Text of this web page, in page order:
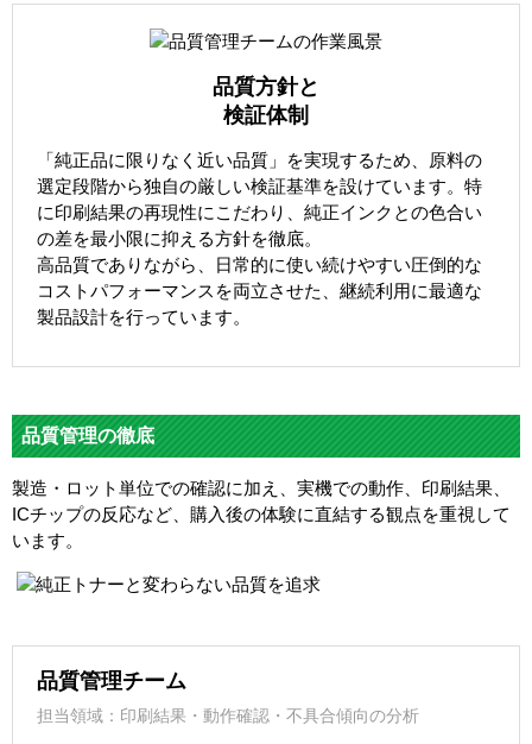
品質方針と
検証体制
「純正品に限りなく近い品質」を実現するため、原料の
選定段階から独自の厳しい検証基準を設けています。特
に印刷結果の再現性にこだわり、純正インクとの色合い
の差を最小限に抑える方針を徹底。
高品質でありながら、日常的に使い続けやすい圧倒的な
コストパフォーマンスを両立させた、継続利用に最適な
製品設計を行っています。
品質管理の徹底
製造・ロット単位での確認に加え、実機での動作、印刷結果、
ICチップの反応など、購入後の体験に直結する観点を重視して
います。
品質管理チーム
担当領域：印刷結果・動作確認・不具合傾向の分析